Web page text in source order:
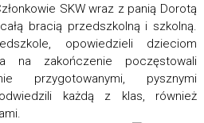
SKW wraz z panią Dorotą
bracią przedszkolną i szkolną.
opowiedzieli dzieciom
na zakończenie poczęstowali
przygotowanymi, pysznymi
każdą z klas, również